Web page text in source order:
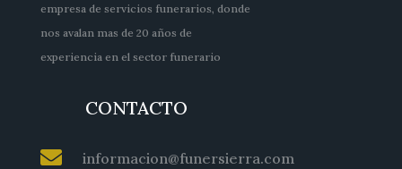
empresa de servicios funerarios, donde
nos avalan mas de 20 años de
experiencia en el sector funerario
CONTACTO
 informacion@funersierra.com